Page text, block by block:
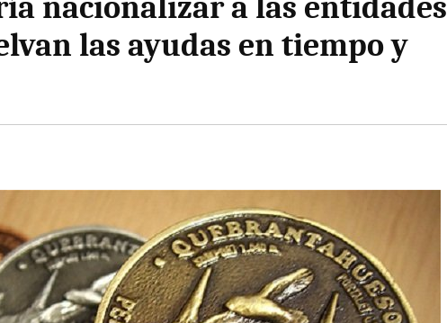
nacionalizar a las entidades
las ayudas en tiempo y